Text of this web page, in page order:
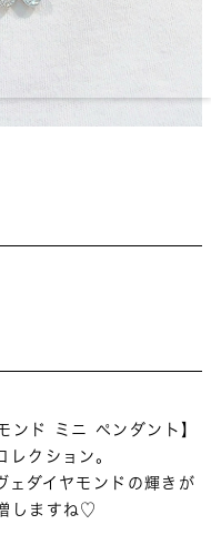
ンド ミニ ペンダント】
レクション。
ェダイヤモンドの輝きが
しますね♡